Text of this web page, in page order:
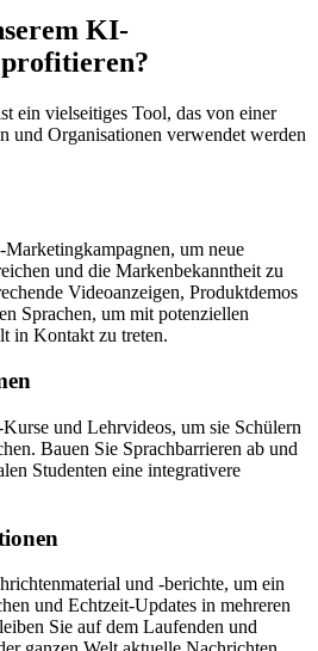
KI-
ein vielseitiges Tool, das von einer
und Organisationen verwendet werden
um neue
und die Markenbekanntheit zu
Videoanzeigen, Produktdemos
Sprachen, um mit potenziellen
in Kontakt zu treten.
und Lehrvideos, um sie Schülern
Bauen Sie Sprachbarrieren ab und
Studenten eine integrativere
und -berichte, um ein
und Echtzeit-Updates in mehreren
Sie auf dem Laufenden und